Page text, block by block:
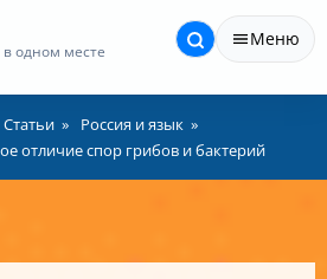
одном месте
Меню
Статьи
Россия и язык
отличие спор грибов и бактерий